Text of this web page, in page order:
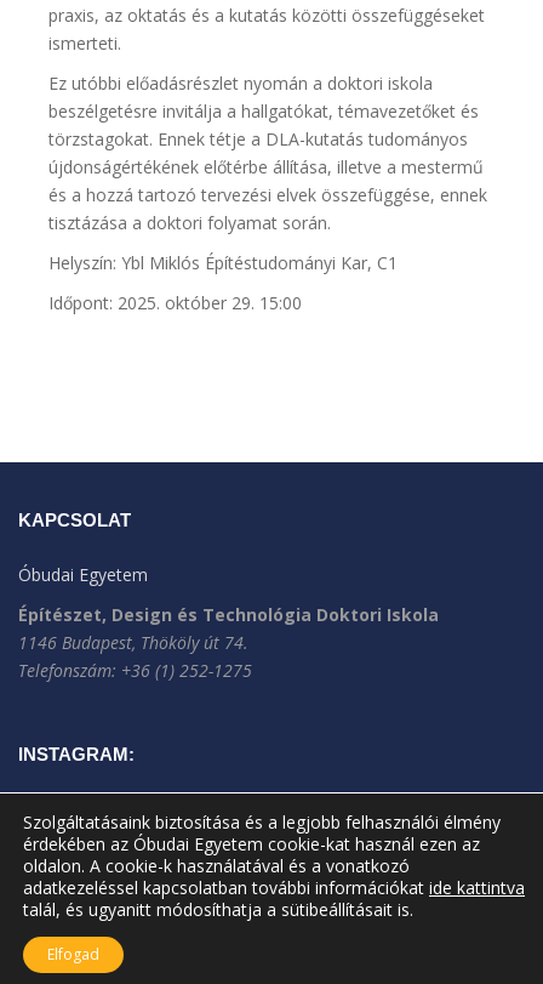
praxis, az oktatás és a kutatás közötti összefüggéseket
ismerteti.
Ez utóbbi előadásrészlet nyomán a doktori iskola
beszélgetésre invitálja a hallgatókat, témavezetőket és
törzstagokat. Ennek tétje a DLA-kutatás tudományos
újdonságértékének előtérbe állítása, illetve a mestermű
és a hozzá tartozó tervezési elvek összefüggése, ennek
tisztázása a doktori folyamat során.
Helyszín: Ybl Miklós Építéstudományi Kar, C1
Időpont: 2025. október 29. 15:00
KAPCSOLAT
Óbudai Egyetem
Építészet, Design és Technológia Doktori Iskola
1146 Budapest, Thököly út 74.
Telefonszám: +36 (1) 252-1275
INSTAGRAM:
Szolgáltatásaink biztosítása és a legjobb felhasználói élmény
érdekében az Óbudai Egyetem cookie-kat használ ezen az
oldalon. A cookie-k használatával és a vonatkozó
adatkezeléssel kapcsolatban további információkat ide kattintva
talál, és ugyanitt módosíthatja a sütibeállításait is.
Elfogad